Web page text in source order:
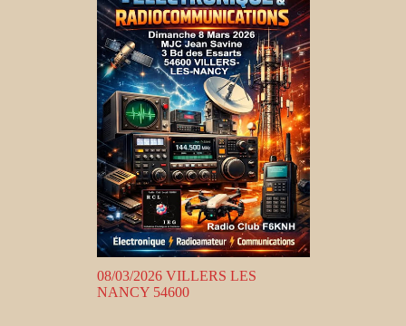
08/03/2026 VILLERS LES
NANCY 54600